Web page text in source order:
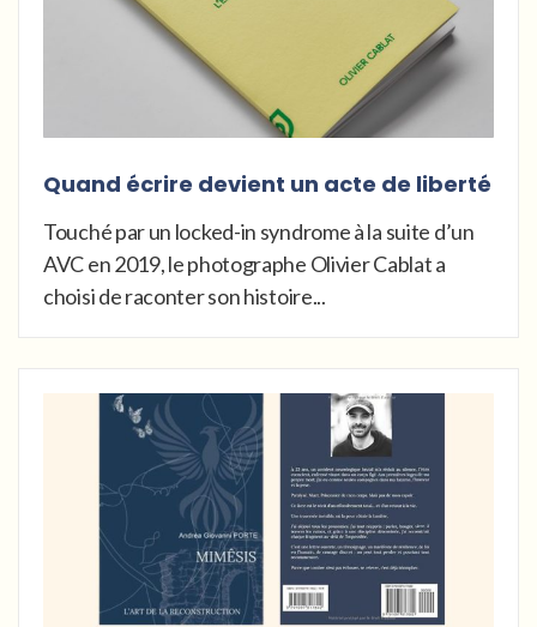
Quand écrire devient un acte de liberté
Touché par un locked-in syndrome à la suite d’un
AVC en 2019, le photographe Olivier Cablat a
choisi de raconter son histoire...